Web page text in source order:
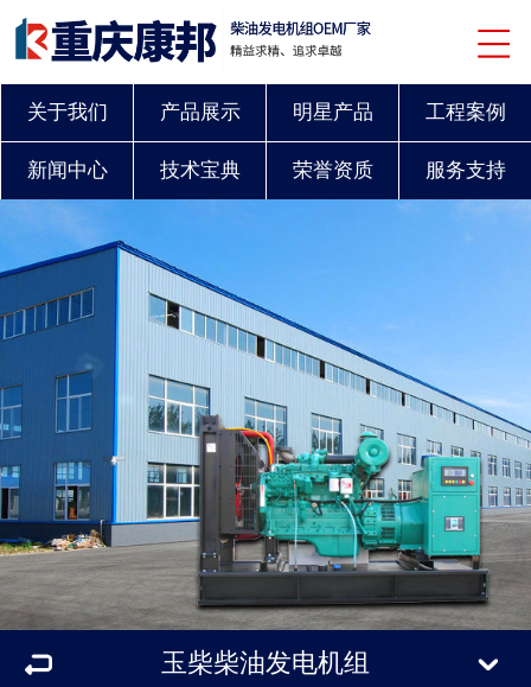
关于我们 产品展示 明星产品 工程案例
新闻中心 技术宝典 荣誉资质 服务支持
玉柴柴油发电机组